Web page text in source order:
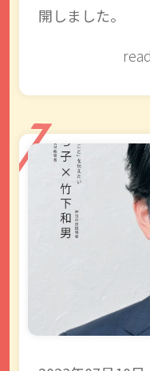
開しました。